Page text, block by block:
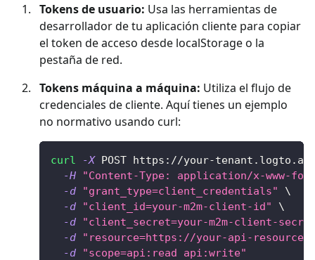
Tokens de usuario: Usa las herramientas de
desarrollador de tu aplicación cliente para copiar
el token de acceso desde localStorage o la
pestaña de red.
Tokens máquina a máquina: Utiliza el flujo de
credenciales de cliente. Aquí tienes un ejemplo
no normativo usando curl:
curl -X POST https://your-
-H
"Content-Type: application/x-www-
-d
"grant_type=client_credentials"
\
-d
"client_id=your-m2m-client-id"
\
-d
"client_secret=your-m2m-client-
-d
"resource=https://your-api-
-d
"scope=api:read api:write"